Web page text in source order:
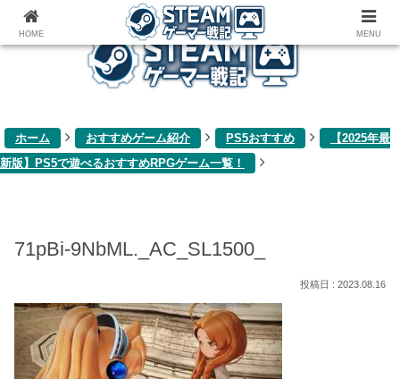
ゲーム関連雑記ブログ
ホーム おすすめゲーム紹介 PS5おすすめ
【2025年最
新版】PS5で遊べるおすすめRPGゲーム一覧！
71pBi-9NbML._AC_SL1500_
2023.08.16
HOME MENU